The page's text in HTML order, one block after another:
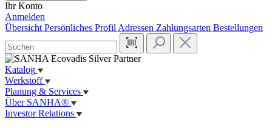
Ihr Konto
Anmelden
Übersicht Persönliches Profil Adressen Zahlungsarten Bestellungen
Katalog
Werkstoff
Planung & Services
Über SANHA®
Investor Relations